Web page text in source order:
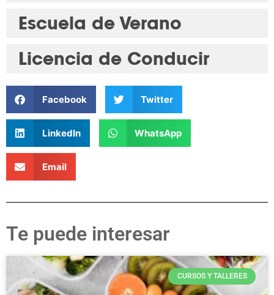
Escuela de Verano
Licencia de Conducir
Facebook Twitter
LinkedIn WhatsApp
Email
Te puede interesar
CURSOS Y TALLERES